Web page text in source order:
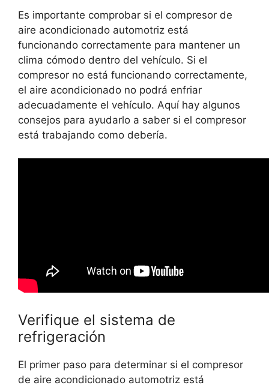
Es importante comprobar si el compresor de
aire acondicionado automotriz está
funcionando correctamente para mantener un
clima cómodo dentro del vehículo. Si el
compresor no está funcionando correctamente,
el aire acondicionado no podrá enfriar
adecuadamente el vehículo. Aquí hay algunos
consejos para ayudarlo a saber si el compresor
está trabajando como debería.
Verifique el sistema de
refrigeración
El primer paso para determinar si el compresor
de aire acondicionado automotriz está